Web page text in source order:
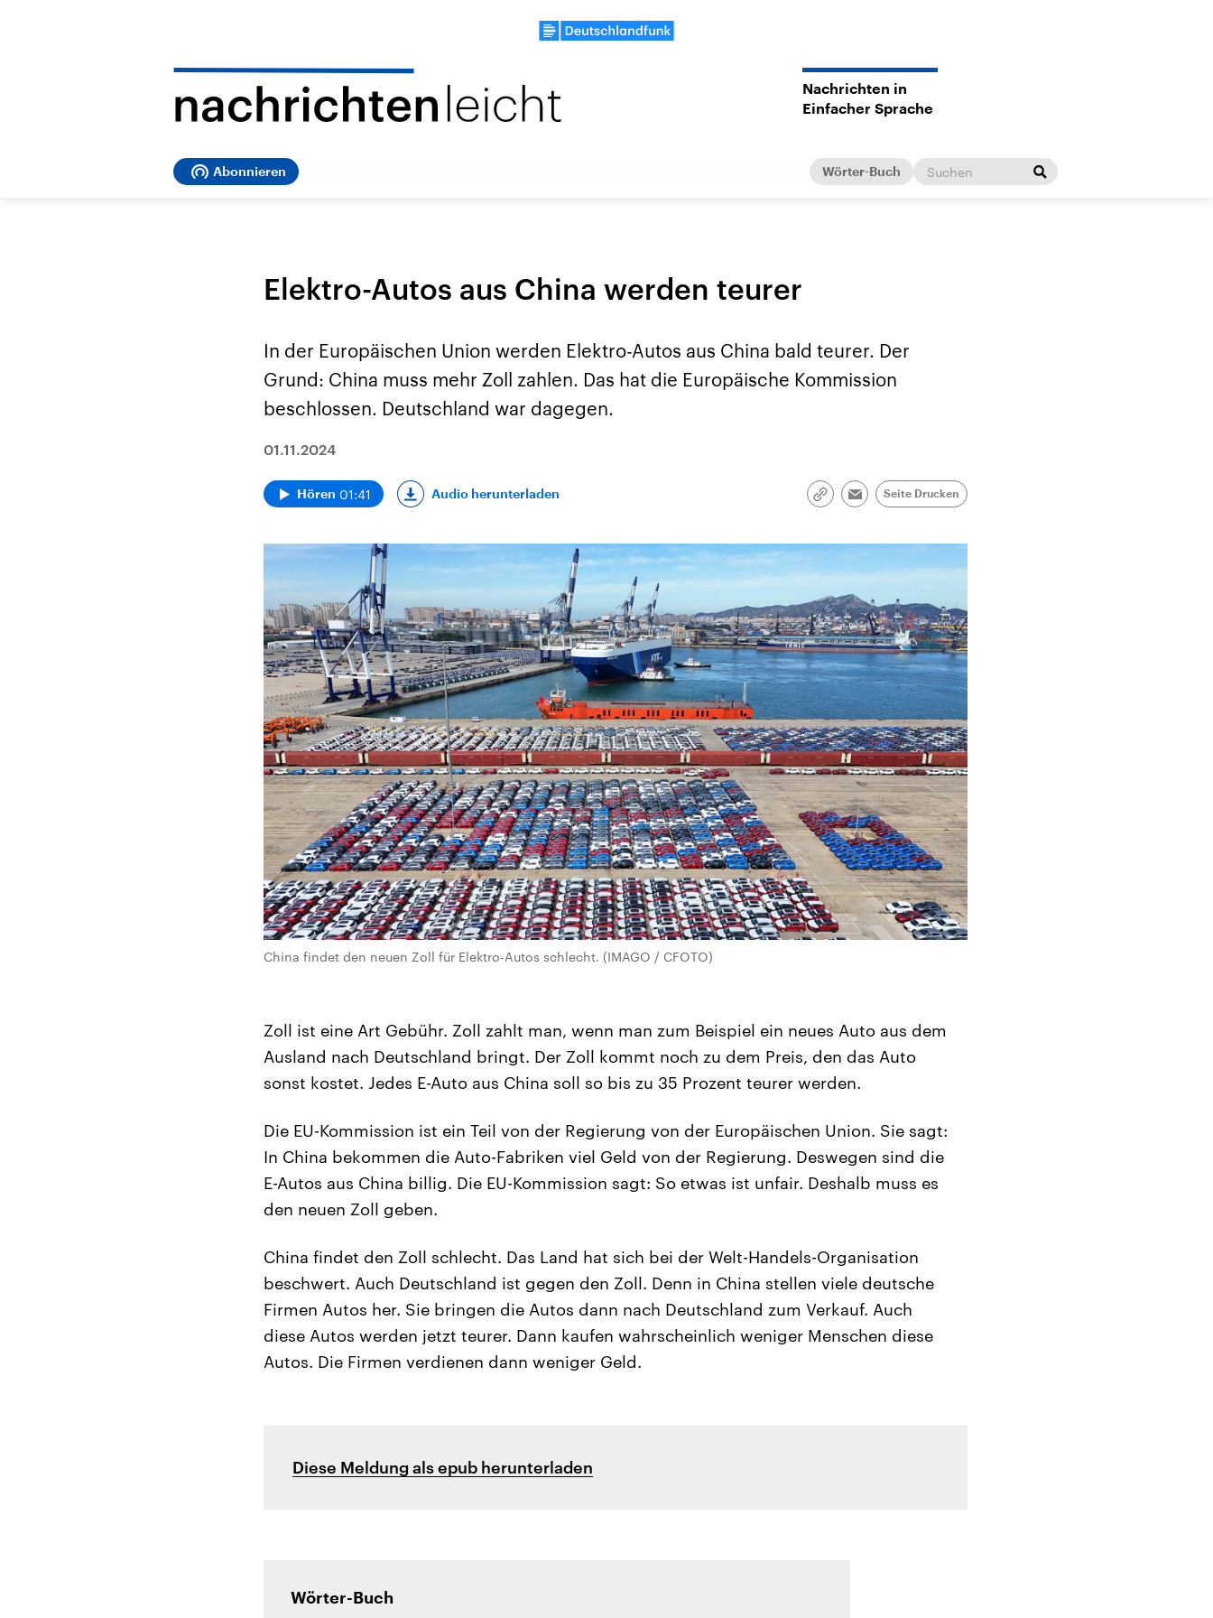
Nachrichten in
Einfacher Sprache
Abonnieren Wörter-Buch
Elektro-Autos aus China werden teurer
In der Europäischen Union werden Elektro-Autos aus China bald teurer. Der
Grund: China muss mehr Zoll zahlen. Das hat die Europäische Kommission
beschlossen. Deutschland war dagegen.
01.11.2024
Hören 01:41 Audio herunterladen
Link
Email
Seite Drucken
China findet den neuen Zoll für Elektro-Autos schlecht. (IMAGO / CFOTO)
Zoll ist eine Art Gebühr. Zoll zahlt man, wenn man zum Beispiel ein neues Auto aus dem
Ausland nach Deutschland bringt. Der Zoll kommt noch zu dem Preis, den das Auto
sonst kostet. Jedes E-Auto aus China soll so bis zu 35 Prozent teurer werden.
Die EU-Kommission ist ein Teil von der Regierung von der Europäischen Union. Sie sagt:
In China bekommen die Auto-Fabriken viel Geld von der Regierung. Deswegen sind die
E-Autos aus China billig. Die EU-Kommission sagt: So etwas ist unfair. Deshalb muss es
den neuen Zoll geben.
China findet den Zoll schlecht. Das Land hat sich bei der Welt-Handels-Organisation
beschwert. Auch Deutschland ist gegen den Zoll. Denn in China stellen viele deutsche
Firmen Autos her. Sie bringen die Autos dann nach Deutschland zum Verkauf. Auch
diese Autos werden jetzt teurer. Dann kaufen wahrscheinlich weniger Menschen diese
Autos. Die Firmen verdienen dann weniger Geld.
Diese Meldung als epub herunterladen
Wörter-Buch